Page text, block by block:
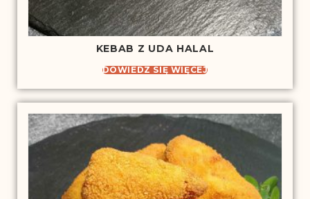
KEBAB Z UDA HALAL
DOWIEDZ SIĘ WIĘCEJ